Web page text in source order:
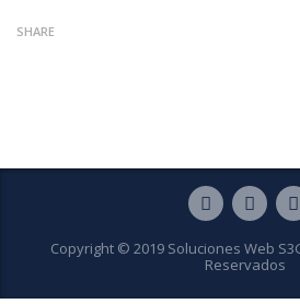
SHARE
Copyright © 2019 Soluciones Web
Reservados